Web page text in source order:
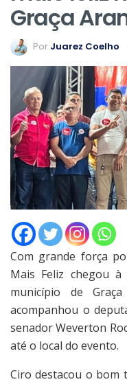
Graça
Por Juarez Coelho
Com grande força
Mais Feliz chegou
município de
acompanhou o
senador Weverton
até o local do evento.
Ciro destacou o bom